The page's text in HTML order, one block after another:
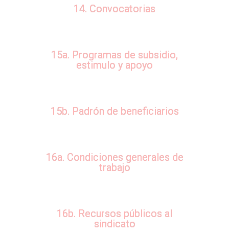
14. Convocatorias
15a. Programas de subsidio,
estimulo y apoyo
15b. Padrón de beneficiarios
16a. Condiciones generales de
trabajo
16b. Recursos públicos al
sindicato